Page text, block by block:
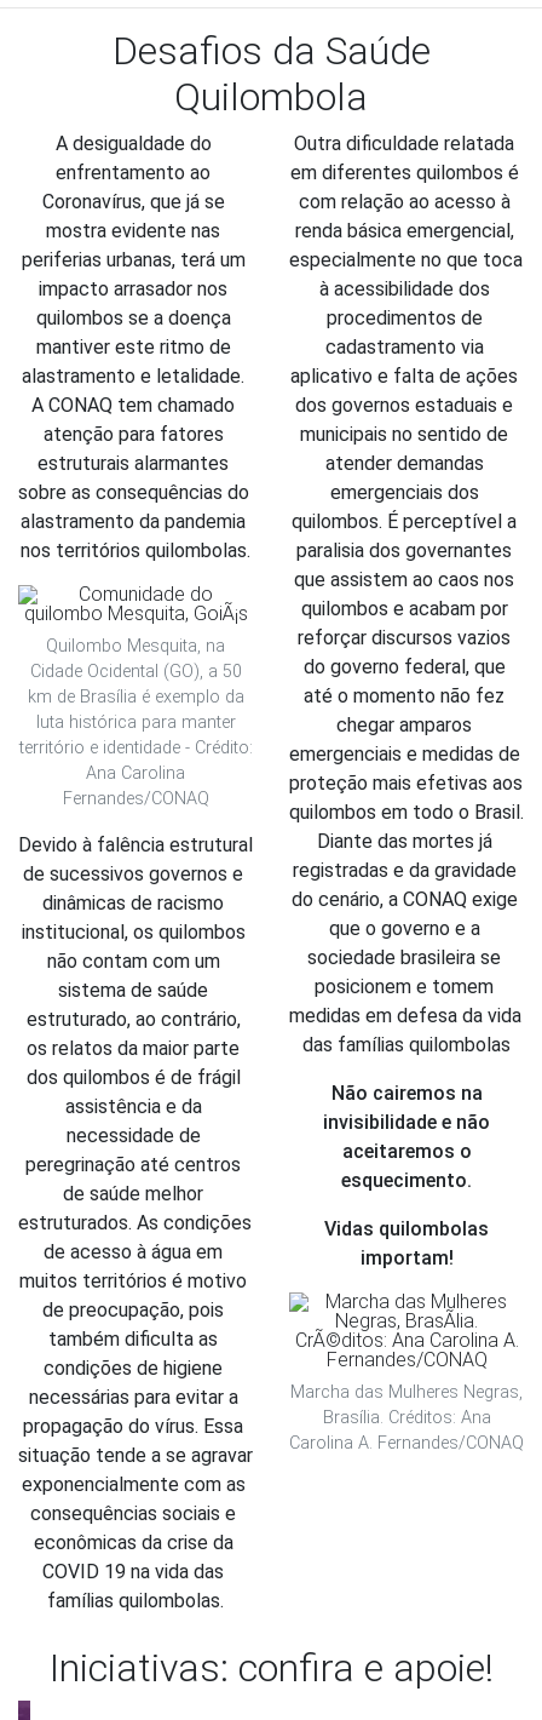
Desafios da Saúde
Quilombola
A desigualdade do
enfrentamento ao
Coronavírus, que já se
mostra evidente nas
periferias urbanas, terá um
impacto arrasador nos
quilombos se a doença
mantiver este ritmo de
alastramento e letalidade.
A CONAQ tem chamado
atenção para fatores
estruturais alarmantes
sobre as consequências do
alastramento da pandemia
nos territórios quilombolas.
Quilombo Mesquita, na
Cidade Ocidental (GO), a 50
km de Brasília é exemplo da
luta histórica para manter
território e identidade - Crédito:
Ana Carolina
Fernandes/CONAQ
Devido à falência estrutural
de sucessivos governos e
dinâmicas de racismo
institucional, os quilombos
não contam com um
sistema de saúde
estruturado, ao contrário,
os relatos da maior parte
dos quilombos é de frágil
assistência e da
necessidade de
peregrinação até centros
de saúde melhor
estruturados. As condições
de acesso à água em
muitos territórios é motivo
de preocupação, pois
também dificulta as
condições de higiene
necessárias para evitar a
propagação do vírus. Essa
situação tende a se agravar
exponencialmente com as
consequências sociais e
econômicas da crise da
COVID 19 na vida das
famílias quilombolas.
Outra dificuldade relatada
em diferentes quilombos é
com relação ao acesso à
renda básica emergencial,
especialmente no que toca
à acessibilidade dos
procedimentos de
cadastramento via
aplicativo e falta de ações
dos governos estaduais e
municipais no sentido de
atender demandas
emergenciais dos
quilombos. É perceptível a
paralisia dos governantes
que assistem ao caos nos
quilombos e acabam por
reforçar discursos vazios
do governo federal, que
até o momento não fez
chegar amparos
emergenciais e medidas de
proteção mais efetivas aos
quilombos em todo o Brasil.
Diante das mortes já
registradas e da gravidade
do cenário, a CONAQ exige
que o governo e a
sociedade brasileira se
posicionem e tomem
medidas em defesa da vida
das famílias quilombolas
Não cairemos na
invisibilidade e não
aceitaremos o
esquecimento.
Vidas quilombolas
importam!
Marcha das Mulheres Negras,
Brasília. Créditos: Ana
Carolina A. Fernandes/CONAQ
Iniciativas: confira e apoie!